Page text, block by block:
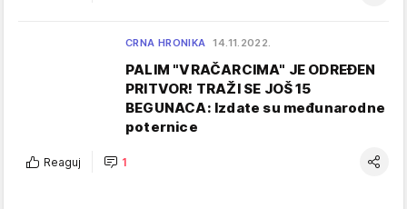
CRNA HRONIKA 14.11.2022.
PALIM "VRAČARCIMA" JE ODREĐEN
PRITVOR! TRAŽI SE JOŠ 15
BEGUNACA: Izdate su međunarodne
poternice
Reaguj 1